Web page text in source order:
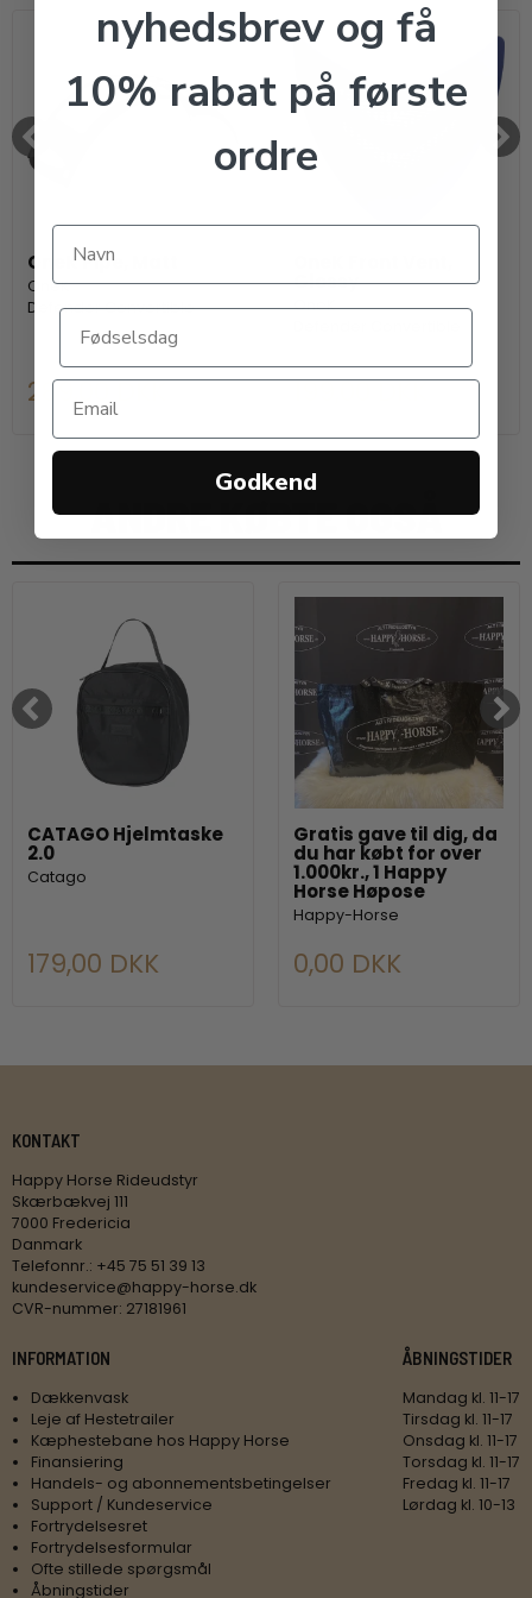
OneK Pipe, Matt
OneK
Defender Convertible
289,00 DKK
Glossy
OneK
199,00 DKK
ANDRE KØBTE OGSÅ
CATAGO Hjelmtaske
2.0
Catago
179,00 DKK
Gratis gave til dig, da
du har købt for over
1.000kr., 1 Happy
Horse Høpose
Happy-Horse
0,00 DKK
KONTAKT
Happy Horse Rideudstyr
Skærbækvej 111
7000 Fredericia
Danmark
Telefonnr.: +45 75 51 39 13
kundeservice@happy-horse.dk
CVR-nummer: 27181961
INFORMATION
Dækkenvask
Leje af Hestetrailer
Kæphestebane hos Happy Horse
Finansiering
Handels- og abonnementsbetingelser
Support / Kundeservice
Fortrydelsesret
Fortrydelsesformular
Ofte stillede spørgsmål
Åbningstider
ÅBNINGSTIDER
Mandag kl. 11-17
Tirsdag kl. 11-17
Onsdag kl. 11-17
Torsdag kl. 11-17
Fredag kl. 11-17
Lørdag kl. 10-13
nyhedsbrev og få
10% rabat på første
ordre
Godkend